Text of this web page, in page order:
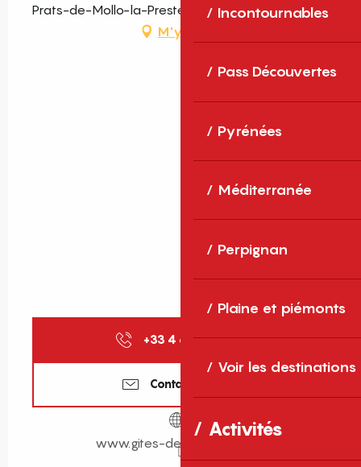
Incontournables
Pass Découvertes
Pyrénées
Méditerranée
Perpignan
Plaine et piémonts
Voir les destinations
Activités
Prats-de-Mollo-la-Preste
M'y rendre
+33 4 68 11 40▒▒
Contactez-nous
www.gites-de-france-sud.fr